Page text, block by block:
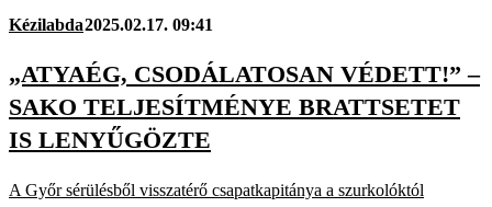
Kézilabda2025.02.17. 09:41
„ATYAÉG, CSODÁLATOSAN VÉDETT!” –
SAKO TELJESÍTMÉNYE BRATTSETET
IS LENYŰGÖZTE
A Győr sérülésből visszatérő csapatkapitánya a szurkolóktól